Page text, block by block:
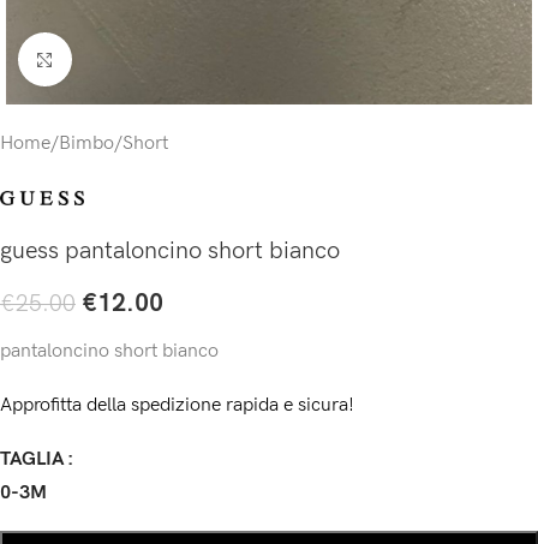
Click to enlarge
Home/Bimbo/Short
guess pantaloncino short bianco
€25.00 €12.00
pantaloncino short bianco
Approfitta della spedizione rapida e sicura!
TAGLIA
0-3M